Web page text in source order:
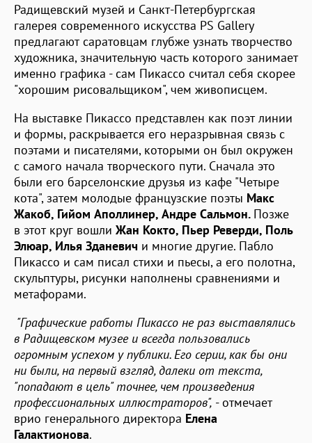
Радищевский музей и Санкт-Петербургская
галерея современного искусства PS Gallery
предлагают саратовцам глубже узнать творчество
художника, значительную часть которого занимает
именно графика - сам Пикассо считал себя скорее
"хорошим рисовальщиком", чем живописцем.
На выставке Пикассо представлен как поэт линии
и формы, раскрывается его неразрывная связь с
поэтами и писателями, которыми он был окружен
с самого начала творческого пути. Сначала это
были его барселонские друзья из кафе "Четыре
кота", затем молодые французские поэты Макс
Жакоб, Гийом Аполлинер, Андре Сальмон. Позже
в этот круг вошли Жан Кокто, Пьер Реверди, Поль
Элюар, Илья Зданевич и многие другие. Пабло
Пикассо и сам писал стихи и пьесы, а его полотна,
скульптуры, рисунки наполнены сравнениями и
метафорами.
"Графические работы Пикассо не раз выставлялись
в Радищевском музее и всегда пользовались
огромным успехом у публики. Его серии, как бы они
ни были, на первый взгляд, далеки от текста,
"попадают в цель" точнее, чем произведения
профессиональных иллюстраторов", - отмечает
врио генерального директора Елена
Галактионова.